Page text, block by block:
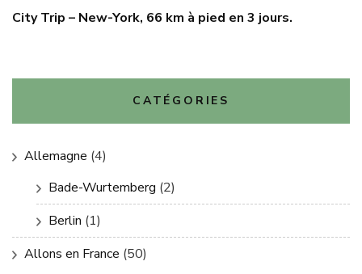
City Trip – New-York, 66 km à pied en 3 jours.
CATÉGORIES
Allemagne (4)
Bade-Wurtemberg (2)
Berlin (1)
Allons en France (50)